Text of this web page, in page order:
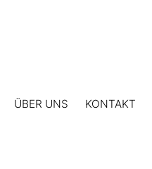
ÜBER UNS KONTAKT